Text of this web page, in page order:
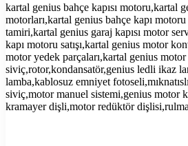
kartal genius bahçe kapısı motoru,kartal
motorları,kartal genius bahçe kapı
tamiri,kartal genius garaj kapısı motor
kapı motoru satışı,kartal genius motor
motor yedek parçaları,kartal genius
siviç,rotor,kondansatör,genius ledli ikaz
lamba,kablosuz emniyet
siviç,motor manuel sistemi,genius motor
kramayer dişli,motor redüktör